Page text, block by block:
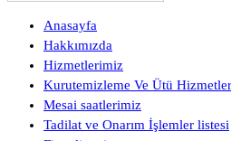
Anasayfa
Hakkımızda
Hizmetlerimiz
Kurutemizleme Ve Ütü
Mesai saatlerimiz
Tadilat ve Onarım İşlemler listesi